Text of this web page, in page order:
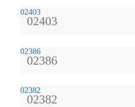
02403
02403
02386
02386
02382
02382